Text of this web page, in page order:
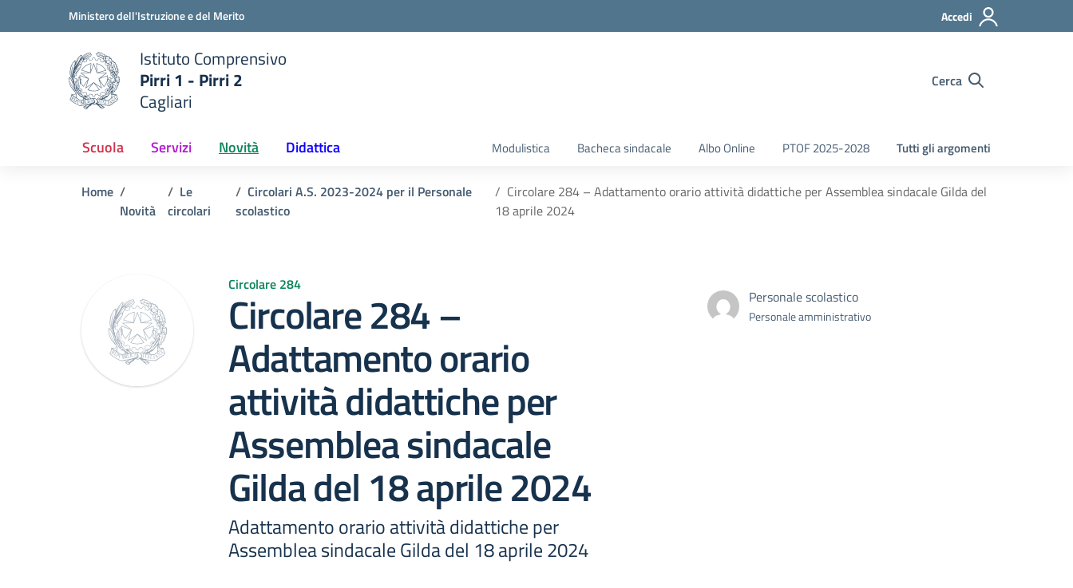
Vai ai contenuti
Vai al menu di navigazioneMinistero dell'Istruzione e del Merito Accedi
scuola
Istituto Comprensivo
Pirri 1 - Pirri 2
Cagliari
Cerca
Scuola Servizi Novità Didattica Modulistica Bacheca sindacale Albo Online PTOF 2025-2028 Tutti gli argomenti
Home
Novità
Le
circolari
Circolari A.S. 2023-2024 per il Personale
scolastico
Circolare 284 – Adattamento orario attività didattiche per Assemblea sindacale Gilda del
18 aprile 2024
Circolare 284
Circolare 284 –
Adattamento orario
attività didattiche per
Assemblea sindacale
Gilda del 18 aprile 2024
Adattamento orario attività didattiche per
Assemblea sindacale Gilda del 18 aprile 2024
Personale scolastico
Personale amministrativo